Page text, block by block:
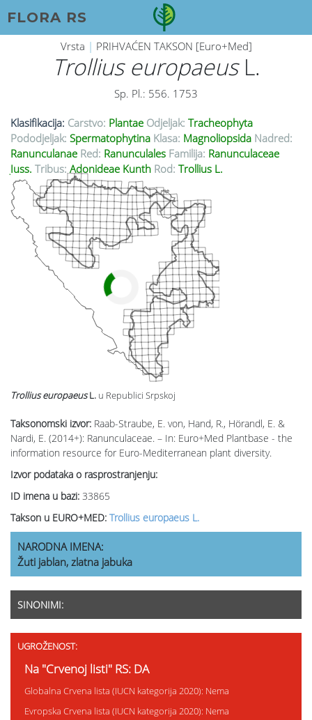
FLORA RS
Vrsta | PRIHVAĆEN TAKSON [Euro+Med]
Trollius europaeusL.
Sp. Pl.: 556. 1753
Klasifikacija: Carstvo: Plantae Odjeljak: Tracheophyta
Pododjeljak: Spermatophytina Klasa: Magnoliopsida Nadred:
Ranunculanae Red: Ranunculales Familija: Ranunculaceae
Juss. Tribus: Adonideae Kunth Rod: Trollius L.
Taksonomski izvor: Raab-Straube, E. von, Hand, R., Hörandl, E. &
Nardi, E. (2014+): Ranunculaceae. – In: Euro+Med Plantbase - the
information resource for Euro-Mediterranean plant diversity.
Izvor podataka o rasprostranjenju:
ID imena u bazi: 33865
Takson u EURO+MED: Trollius europaeus L.
Trollius europaeusL. u Republici Srpskoj
NARODNA IMENA:
Žuti jablan, zlatna jabuka
SINONIMI:
UGROŽENOST:
Na "Crvenoj listi" RS: DA
Globalna Crvena lista (IUCN kategorija 2020): Nema
Evropska Crvena lista (IUCN kategorija 2020): Nema